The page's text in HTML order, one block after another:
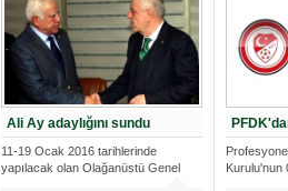
Ali Ay adaylığını sundu
11-19 Ocak 2016 tarihlerinde
yapılacak olan Olağanüstü Genel
Kurulu'nun